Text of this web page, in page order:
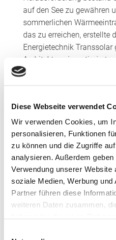
Diese Webseite verwendet
Wir verwenden Cookies, um
personalisieren, Funktionen
zu können und die Zugriffe
analysieren. Außerdem
Verwendung unserer Website
soziale Medien, Werbung
Partner führen diese
weiteren Daten zusammen,
auf den See zu gewähren
sommerlichen
das zu erreichen, erstellte
Energietechnik
Architekten ein
Komfortkonzept. Mit Hilfe
Strömungs- und
vorgehängte
Sonnenschutz,
Sichtbeziehung
angenehmes Klima
Eine zentrale Rolle im
Verglasung. Für ein